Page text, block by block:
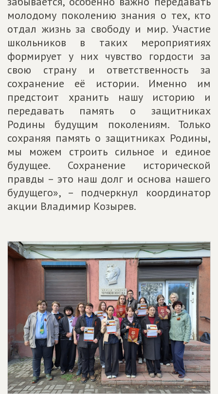
молодому поколению знания о тех, кто
отдал жизнь за свободу и мир. Участие
школьников в таких мероприятиях
формирует у них чувство гордости за
свою страну и ответственность за
сохранение её истории. Именно им
предстоит хранить нашу историю и
передавать память о защитниках
Родины будущим поколениям. Только
сохраняя память о защитниках Родины,
мы можем строить сильное и единое
будущее. Сохранение исторической
правды – это наш долг и основа нашего
будущего», – подчеркнул координатор
акции Владимир Козырев.